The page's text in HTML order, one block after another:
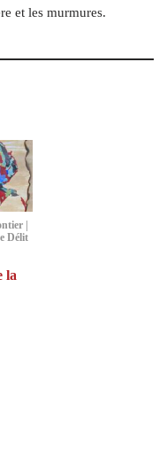
et les murmures.
|
Délit
la